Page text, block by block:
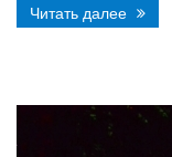
Читать далее